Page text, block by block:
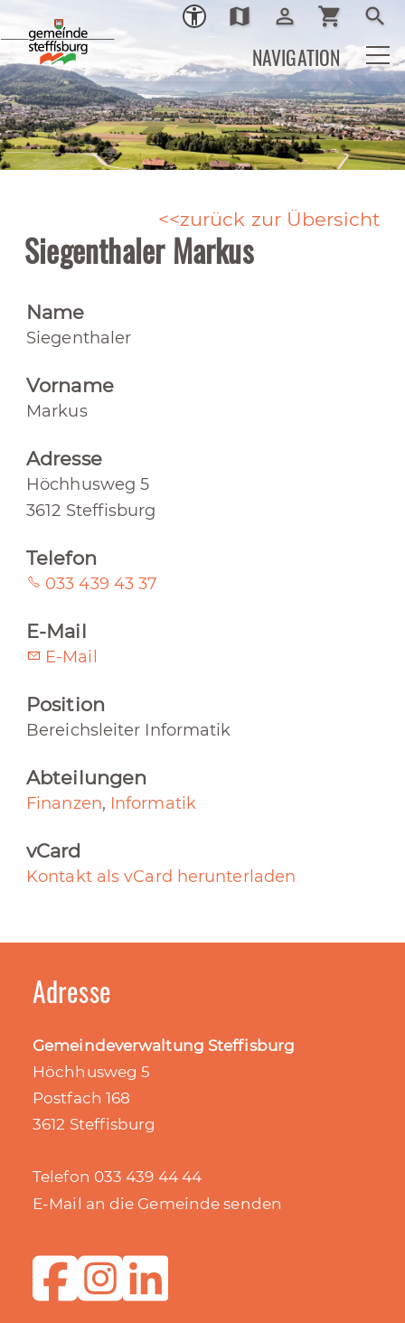
Ortsplan
map Login
person_outline shopping_cart search
NAVIGATION
zurück zur Übersicht
Siegenthaler Markus
Name
Siegenthaler
Vorname
Markus
Adresse
Höchhusweg 5
3612 Steffisburg
Telefon
033 439 43 37
E-Mail
E-Mail
Position
Bereichsleiter Informatik
Abteilungen
Finanzen, Informatik
vCard
Kontakt als vCard herunterladen
Adresse
Gemeindeverwaltung Steffisburg
Höchhusweg 5
Postfach 168
3612 Steffisburg
Telefon 033 439 44 44
E-Mail an die Gemeinde senden